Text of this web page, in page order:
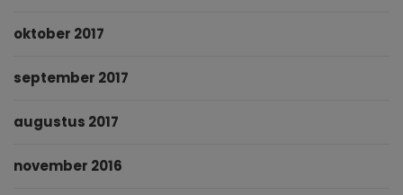
oktober 2017
september 2017
augustus 2017
november 2016